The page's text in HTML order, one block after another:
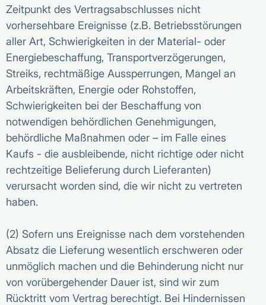
Zeitpunkt des Vertragsabschlusses nicht
vorhersehbare Ereignisse (z.B. Betriebsstörungen
aller Art, Schwierigkeiten in der Material- oder
Energiebeschaffung, Transportverzögerungen,
Streiks, rechtmäßige Aussperrungen, Mangel an
Arbeitskräften, Energie oder Rohstoffen,
Schwierigkeiten bei der Beschaffung von
notwendigen behördlichen Genehmigungen,
behördliche Maßnahmen oder – im Falle eines
Kaufs - die ausbleibende, nicht richtige oder nicht
rechtzeitige Belieferung durch Lieferanten)
verursacht worden sind, die wir nicht zu vertreten
haben.
(2) Sofern uns Ereignisse nach dem vorstehenden
Absatz die Lieferung wesentlich erschweren oder
unmöglich machen und die Behinderung nicht nur
von vorübergehender Dauer ist, sind wir zum
Rücktritt vom Vertrag berechtigt. Bei Hindernissen